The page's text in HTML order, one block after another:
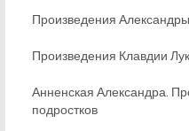
Произведения
Произведения Клавдии
Анненская Александра.
подростков